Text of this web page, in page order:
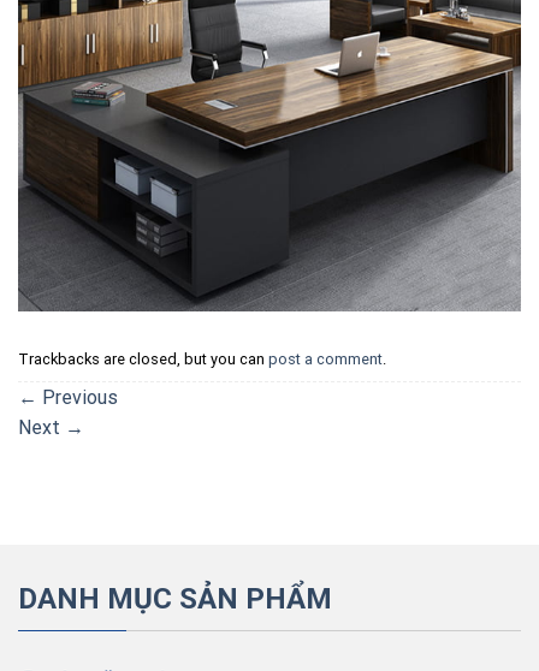
Trackbacks are closed, but you can post a comment.
← Previous
Next →
DANH MỤC SẢN PHẨM